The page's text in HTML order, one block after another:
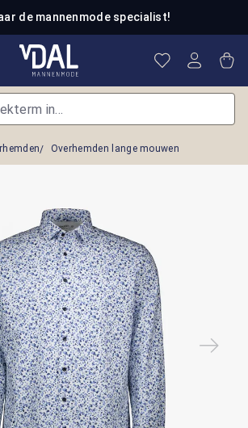
de mannenmode specialist!
Je hebt 0
Overhemden lange mouwen